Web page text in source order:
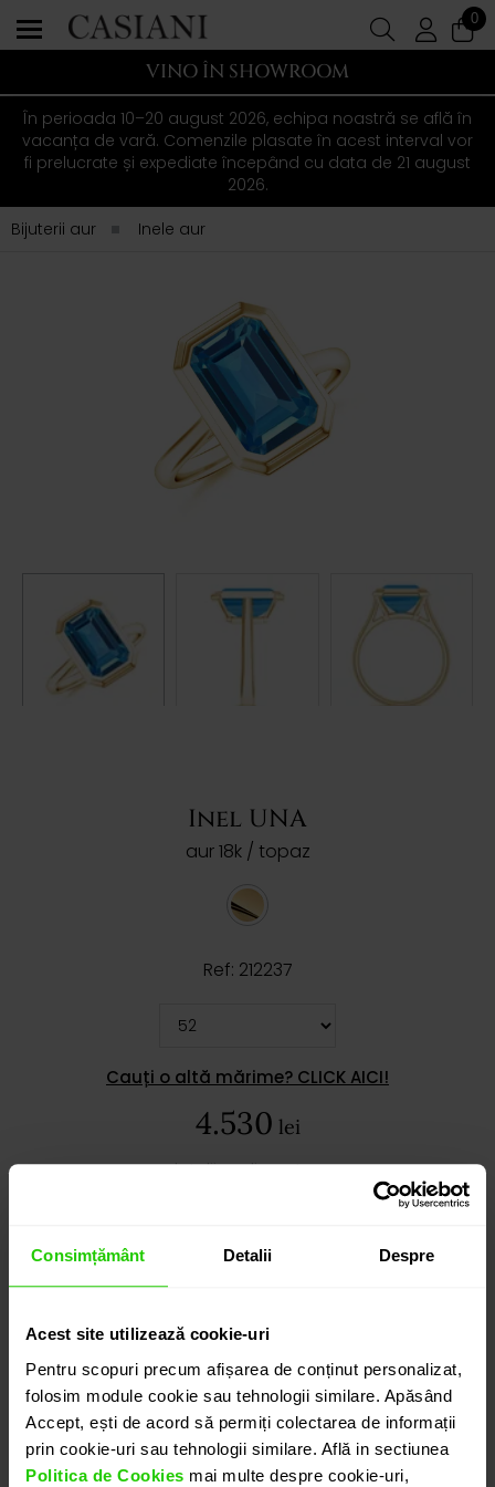
Consimțământ Detalii Despre
Acest site utilizează cookie-uri
Pentru scopuri precum afișarea de conținut personalizat,
folosim module cookie sau tehnologii similare. Apăsând
Accept, ești de acord să permiți colectarea de informații
prin cookie-uri sau tehnologii similare. Află in sectiunea
Politica de Cookies mai multe despre cookie-uri,
0
VINO ÎN SHOWROOM
În perioada 10–20 august 2026, echipa noastră se află în
vacanța de vară. Comenzile plasate în acest interval vor
fi prelucrate și expediate începând cu data de 21 august
2026.
Bijuterii aur
Inele aur
Inel UNA
aur 18k / topaz
Ref: 212237
Cauți o altă mărime? CLICK AICI!
4.530 lei
detalii suplimentare
DETALII